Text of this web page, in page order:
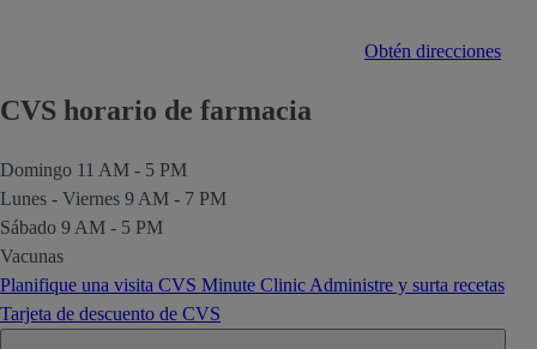
Obtén direcciones
CVS horario de farmacia
Domingo 11 AM - 5 PM
Lunes - Viernes 9 AM - 7 PM
Sábado 9 AM - 5 PM
Vacunas
Planifique una visita CVS Minute Clinic Administre y surta recetas
Tarjeta de descuento de CVS